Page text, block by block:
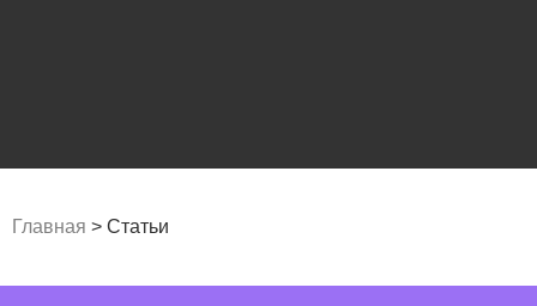
Главная > Статьи